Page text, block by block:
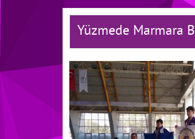
Yüzmede Marmara